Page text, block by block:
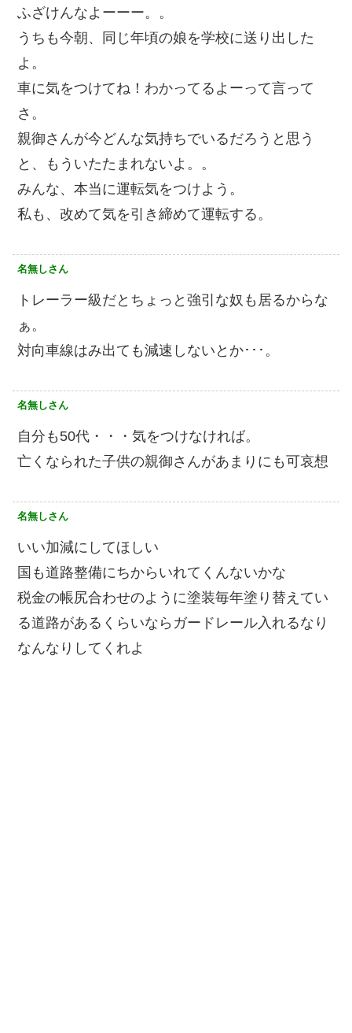
ふざけんなよーーー。。
うちも今朝、同じ年頃の娘を学校に送り出した
よ。
車に気をつけてね！わかってるよーって言って
さ。
親御さんが今どんな気持ちでいるだろうと思う
と、もういたたまれないよ。。
みんな、本当に運転気をつけよう。
私も、改めて気を引き締めて運転する。
名無しさん
トレーラー級だとちょっと強引な奴も居るからな
ぁ。
対向車線はみ出ても減速しないとか･･･。
名無しさん
自分も50代・・・気をつけなければ。
亡くなられた子供の親御さんがあまりにも可哀想
名無しさん
いい加減にしてほしい
国も道路整備にちからいれてくんないかな
税金の帳尻合わせのように塗装毎年塗り替えてい
る道路があるくらいならガードレール入れるなり
なんなりしてくれよ